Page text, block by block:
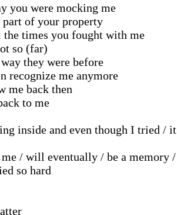
you were mocking me
of your property
the times you fought with me
so (far)
they were before
recognize me anymore
me back then
to me
inside and even though I tried /
/ will eventually / be a memory
so hard